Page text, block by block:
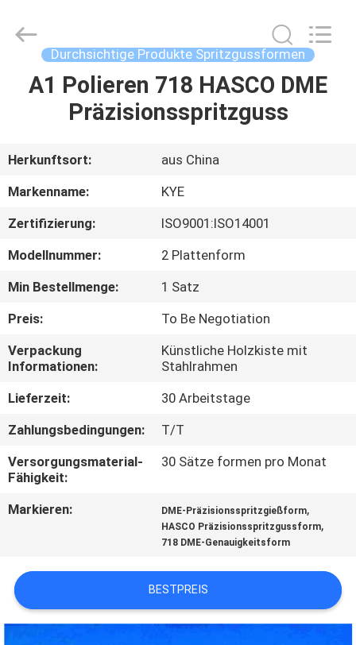
HAUS
ÜBER
UNS
FABRIK-
AUSFLUG
QUALITÄTSKONTROLLE
TRETEN
SIE
UNS
IN
NACHRICHTEN
FORDERN
Reserved.
Developed
Durchsichtige Produkte Spritzgussformen
A1 Polieren 718 HASCO DME
Präzisionsspritzguss
Herkunftsort:
aus China
Markenname:
KYE
Zertifizierung:
ISO9001:ISO14001
Modellnummer:
2 Plattenform
Min Bestellmenge:
1 Satz
Preis:
To Be Negotiation
Verpackung
Informationen:
Künstliche Holzkiste mit
Stahlrahmen
Lieferzeit:
30 Arbeitstage
Zahlungsbedingungen:
T/T
Versorgungsmaterial-
Fähigkeit:
30 Sätze formen pro Monat
Markieren: DME-Präzisionsspritzgießform,
HASCO Präzisionsspritzgussform,
718 DME-Genauigkeitsform
BESTPREIS